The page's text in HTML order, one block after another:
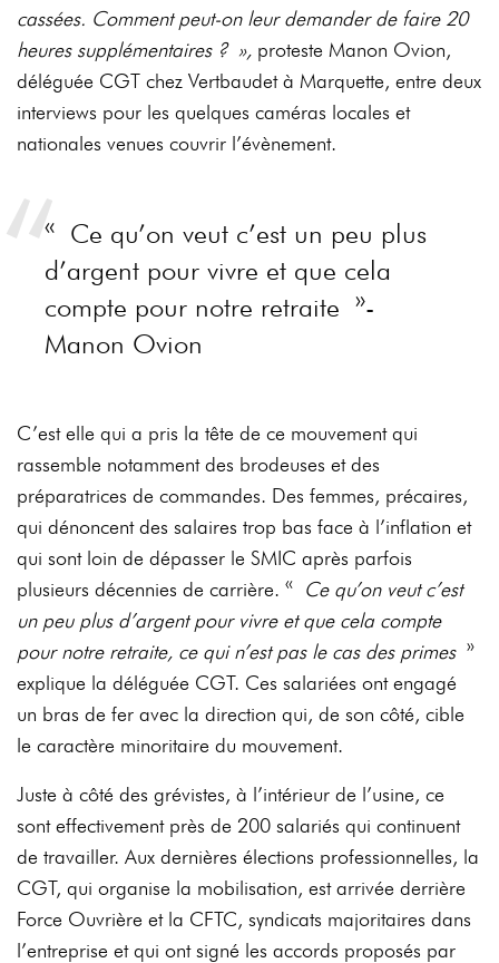
cassées. Comment peut-on leur demander de faire 20
heures supplémentaires ? », proteste Manon Ovion,
déléguée CGT chez Vertbaudet à Marquette, entre deux
interviews pour les quelques caméras locales et
nationales venues couvrir l’évènement.
« Ce qu’on veut c’est un peu plus
d’argent pour vivre et que cela
compte pour notre retraite »-
Manon Ovion
C’est elle qui a pris la tête de ce mouvement qui
rassemble notamment des brodeuses et des
préparatrices de commandes. Des femmes, précaires,
qui dénoncent des salaires trop bas face à l’inflation et
qui sont loin de dépasser le SMIC après parfois
plusieurs décennies de carrière. « Ce qu’on veut c’est
un peu plus d’argent pour vivre et que cela compte
pour notre retraite, ce qui n’est pas le cas des primes»
explique la déléguée CGT. Ces salariées ont engagé
un bras de fer avec la direction qui, de son côté, cible
le caractère minoritaire du mouvement.
Juste à côté des grévistes, à l’intérieur de l’usine, ce
sont effectivement près de 200 salariés qui continuent
de travailler. Aux dernières élections professionnelles, la
CGT, qui organise la mobilisation, est arrivée derrière
Force Ouvrière et la CFTC, syndicats majoritaires dans
l’entreprise et qui ont signé les accords proposés par